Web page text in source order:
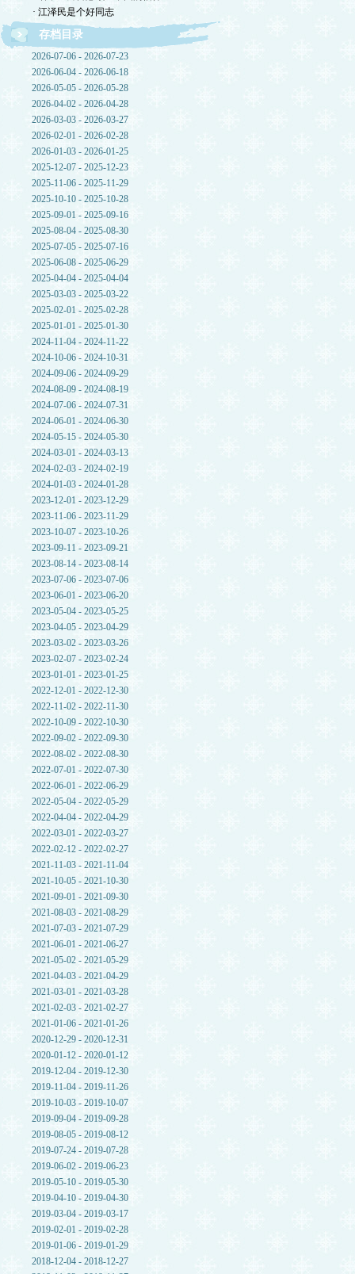
· 江泽民是个好同志
存档目录
2026-07-06 - 2026-07-23
2026-06-04 - 2026-06-18
2026-05-05 - 2026-05-28
2026-04-02 - 2026-04-28
2026-03-03 - 2026-03-27
2026-02-01 - 2026-02-28
2026-01-03 - 2026-01-25
2025-12-07 - 2025-12-23
2025-11-06 - 2025-11-29
2025-10-10 - 2025-10-28
2025-09-01 - 2025-09-16
2025-08-04 - 2025-08-30
2025-07-05 - 2025-07-16
2025-06-08 - 2025-06-29
2025-04-04 - 2025-04-04
2025-03-03 - 2025-03-22
2025-02-01 - 2025-02-28
2025-01-01 - 2025-01-30
2024-11-04 - 2024-11-22
2024-10-06 - 2024-10-31
2024-09-06 - 2024-09-29
2024-08-09 - 2024-08-19
2024-07-06 - 2024-07-31
2024-06-01 - 2024-06-30
2024-05-15 - 2024-05-30
2024-03-01 - 2024-03-13
2024-02-03 - 2024-02-19
2024-01-03 - 2024-01-28
2023-12-01 - 2023-12-29
2023-11-06 - 2023-11-29
2023-10-07 - 2023-10-26
2023-09-11 - 2023-09-21
2023-08-14 - 2023-08-14
2023-07-06 - 2023-07-06
2023-06-01 - 2023-06-20
2023-05-04 - 2023-05-25
2023-04-05 - 2023-04-29
2023-03-02 - 2023-03-26
2023-02-07 - 2023-02-24
2023-01-01 - 2023-01-25
2022-12-01 - 2022-12-30
2022-11-02 - 2022-11-30
2022-10-09 - 2022-10-30
2022-09-02 - 2022-09-30
2022-08-02 - 2022-08-30
2022-07-01 - 2022-07-30
2022-06-01 - 2022-06-29
2022-05-04 - 2022-05-29
2022-04-04 - 2022-04-29
2022-03-01 - 2022-03-27
2022-02-12 - 2022-02-27
2021-11-03 - 2021-11-04
2021-10-05 - 2021-10-30
2021-09-01 - 2021-09-30
2021-08-03 - 2021-08-29
2021-07-03 - 2021-07-29
2021-06-01 - 2021-06-27
2021-05-02 - 2021-05-29
2021-04-03 - 2021-04-29
2021-03-01 - 2021-03-28
2021-02-03 - 2021-02-27
2021-01-06 - 2021-01-26
2020-12-29 - 2020-12-31
2020-01-12 - 2020-01-12
2019-12-04 - 2019-12-30
2019-11-04 - 2019-11-26
2019-10-03 - 2019-10-07
2019-09-04 - 2019-09-28
2019-08-05 - 2019-08-12
2019-07-24 - 2019-07-28
2019-06-02 - 2019-06-23
2019-05-10 - 2019-05-30
2019-04-10 - 2019-04-30
2019-03-04 - 2019-03-17
2019-02-01 - 2019-02-28
2019-01-06 - 2019-01-29
2018-12-04 - 2018-12-27